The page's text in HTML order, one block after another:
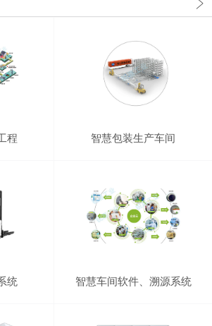
程 智慧包装生产车间
统 智慧车间软件、溯源系统